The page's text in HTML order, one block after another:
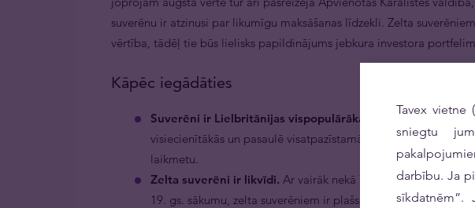
suverēnu ir atzinusi par likumīgu maksāšanas līdzekli. Zelta
vērtība, tādēļ tie būs lielisks papildinājums jebkura investora
Kāpēc iegādāties
Suverēni ir Lielbritānijas vispopulārākās monētas.Zelta
visiecienītākās un pasaulē visatpazīstamākās zelta monētas,
laikmetu.
Zelta suverēni ir likvīdi. Ar vairāk nekā 700 miljoniem
19. gs. sākumu, zelta suverēniem ir plašs un likvīds tirgus.
Tavex vietne
sniegtu
darbību. Ja
sīkdatnēm”.